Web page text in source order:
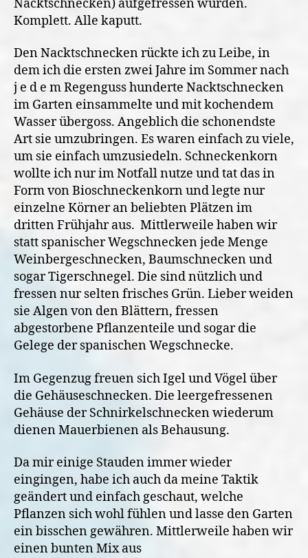
Nacktschnecken) aufgefressen wurden.
Komplett. Alle kaputt.
Den Nacktschnecken rückte ich zu Leibe, in
dem ich die ersten zwei Jahre im Sommer nach
j e d e m Regenguss hunderte Nacktschnecken
im Garten einsammelte und mit kochendem
Wasser übergoss. Angeblich die schonendste
Art sie umzubringen. Es waren einfach zu viele,
um sie einfach umzusiedeln. Schneckenkorn
wollte ich nur im Notfall nutze und tat das in
Form von Bioschneckenkorn und legte nur
einzelne Körner an beliebten Plätzen im
dritten Frühjahr aus. Mittlerweile haben wir
statt spanischer Wegschnecken jede Menge
Weinbergeschnecken, Baumschnecken und
sogar Tigerschnegel. Die sind nützlich und
fressen nur selten frisches Grün. Lieber weiden
sie Algen von den Blättern, fressen
abgestorbene Pflanzenteile und sogar die
Gelege der spanischen Wegschnecke.
Im Gegenzug freuen sich Igel und Vögel über
die Gehäuseschnecken. Die leergefressenen
Gehäuse der Schnirkelschnecken wiederum
dienen Mauerbienen als Behausung.
Da mir einige Stauden immer wieder
eingingen, habe ich auch da meine Taktik
geändert und einfach geschaut, welche
Pflanzen sich wohl fühlen und lasse den Garten
ein bisschen gewähren. Mittlerweile haben wir
einen bunten Mix aus